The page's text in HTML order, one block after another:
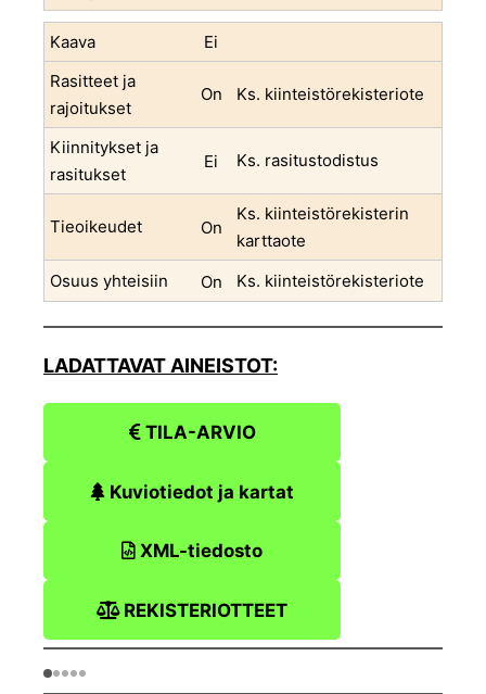
Kaava
Ei
Rasitteet ja
rajoitukset
On Ks. kiinteistörekisteriote
Kiinnitykset ja
rasitukset
Ei Ks. rasitustodistus
Tieoikeudet On
Ks. kiinteistörekisterin
karttaote
Osuus yhteisiin
On Ks. kiinteistörekisteriote
LADATTAVAT AINEISTOT:
TILA-ARVIO
Kuviotiedot ja kartat
XML-tiedosto
REKISTERIOTTEET